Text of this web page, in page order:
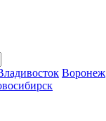
Воронеж